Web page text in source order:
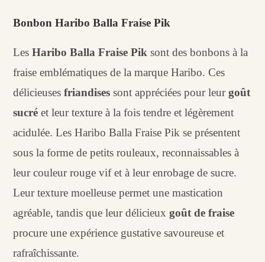
Bonbon Haribo Balla Fraise Pik
LesHaribo Balla Fraise Pik sont des bonbons à la
fraise emblématiques de la marque Haribo. Ces
délicieusesfriandises sont appréciées pour leurgoût
sucré et leur texture à la fois tendre et légèrement
acidulée. Les Haribo Balla Fraise Pik se présentent
sous la forme de petits rouleaux, reconnaissables à
leur couleur rouge vif et à leur enrobage de sucre.
Leur texture moelleuse permet une mastication
agréable, tandis que leur délicieuxgoût de fraise
procure une expérience gustative savoureuse et
rafraîchissante.